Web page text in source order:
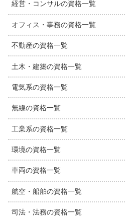
経営・コンサルの資格一覧
オフィス・事務の資格一覧
不動産の資格一覧
土木・建築の資格一覧
電気系の資格一覧
無線の資格一覧
工業系の資格一覧
環境の資格一覧
車両の資格一覧
航空・船舶の資格一覧
司法・法務の資格一覧